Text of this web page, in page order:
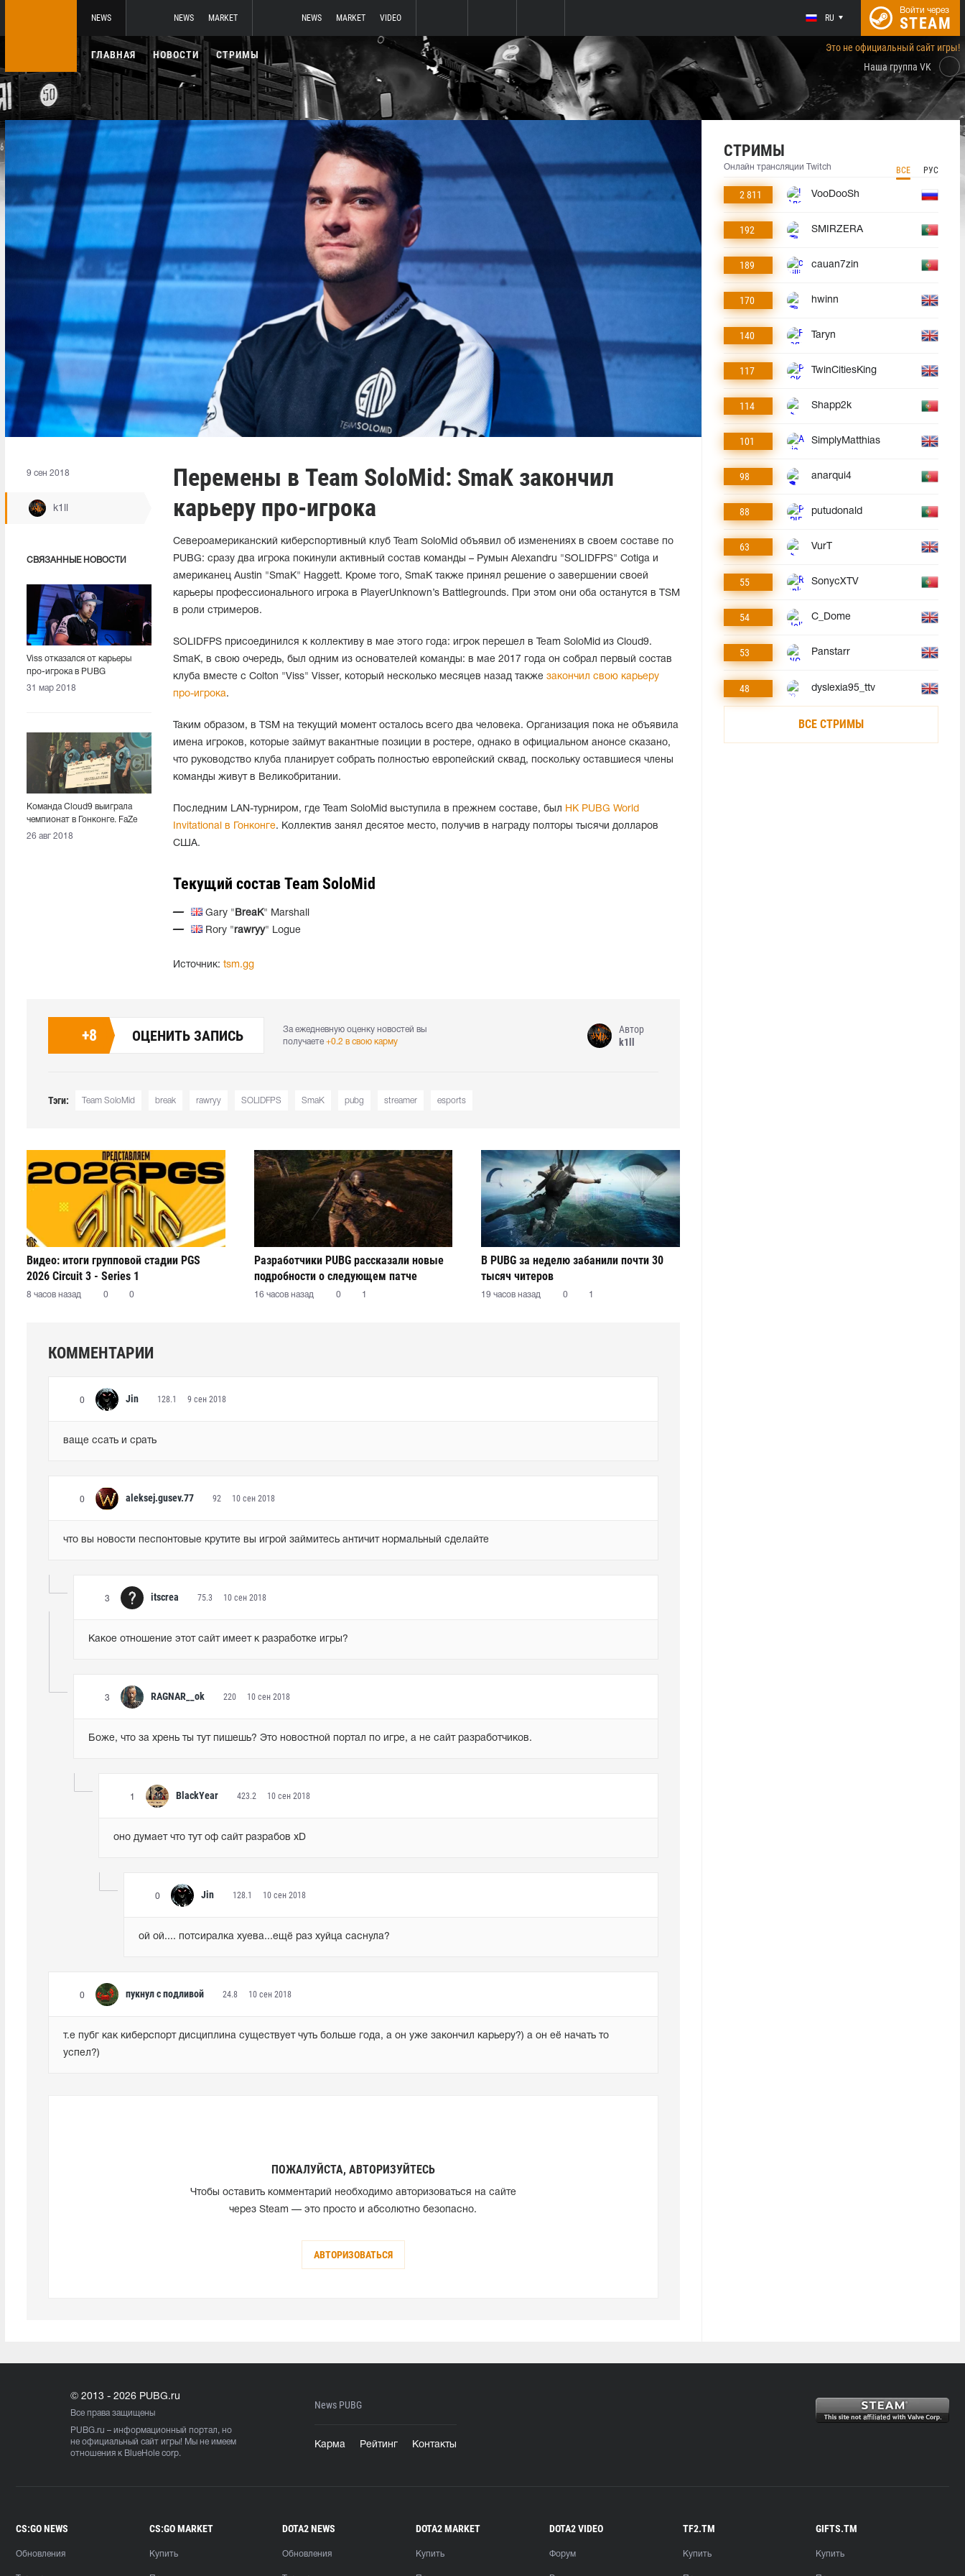
NEWS NEWS MARKET NEWS MARKET VIDEO RU
Войти через
STEAM
ГЛАВНАЯ НОВОСТИ СТРИМЫ
Это не официальный сайт игры!
Наша группа VK
9 сен 2018
k1ll
СВЯЗАННЫЕ НОВОСТИ
Viss отказался от карьеры
про-игрока в PUBG
31 мар 2018
Команда Cloud9 выиграла
чемпионат в Гонконге. FaZe
Clan на втором месте
26 авг 2018
Перемены в Team SoloMid: SmaK закончил
карьеру про-игрока
Североамериканский киберспортивный клуб Team SoloMid объявил об изменениях в своем составе по
PUBG: сразу два игрока покинули активный состав команды – Румын Alexandru "SOLIDFPS" Cotiga и
американец Austin "SmaK" Haggett. Кроме того, SmaK также принял решение о завершении своей
карьеры профессионального игрока в PlayerUnknown’s Battlegrounds. При этом они оба останутся в TSM
в роли стримеров.
SOLIDFPS присоединился к коллективу в мае этого года: игрок перешел в Team SoloMid из Cloud9.
SmaK, в свою очередь, был одним из основателей команды: в мае 2017 года он собрал первый состав
клуба вместе с Colton "Viss" Visser, который несколько месяцев назад также закончил свою карьеру
про-игрока.
Таким образом, в TSM на текущий момент осталось всего два человека. Организация пока не объявила
имена игроков, которые займут вакантные позиции в ростере, однако в официальном анонсе сказано,
что руководство клуба планирует собрать полностью европейский сквад, поскольку оставшиеся члены
команды живут в Великобритании.
Последним LAN-турниром, где Team SoloMid выступила в прежнем составе, был HK PUBG World
Invitational в Гонконге. Коллектив занял десятое место, получив в награду полторы тысячи долларов
США.
Текущий состав Team SoloMid
Gary " BreaK" Marshall
Rory "rawryy" Logue
Источник: tsm.gg
+8 ОЦЕНИТЬ ЗАПИСЬ
За ежедневную оценку новостей вы
получаете +0.2 в свою карму
Автор
k1ll
Тэги: Team SoloMid break rawryy SOLIDFPS SmaK pubg streamer esports
Видео: итоги групповой стадии PGS
2026 Circuit 3 - Series 1
8 часов назад 0 0
Разработчики PUBG рассказали новые
подробности о следующем патче
16 часов назад 0 1
В PUBG за неделю забанили почти 30
тысяч читеров
19 часов назад 0 1
КОММЕНТАРИИ
0 Jin 128.1 9 сен 2018
ваще ссать и срать
0 aleksej.gusev.77 92 10 сен 2018
что вы новости песпонтовые крутите вы игрой займитесь античит нормальный сделайте
3 itscrea 75.3 10 сен 2018
Какое отношение этот сайт имеет к разработке игры?
3 RAGNAR__ok 220 10 сен 2018
Боже, что за хрень ты тут пишешь? Это новостной портал по игре, а не сайт разработчиков.
1 BlackYear 423.2 10 сен 2018
оно думает что тут оф сайт разрабов xD
0 Jin 128.1 10 сен 2018
ой ой.... потсиралка хуева...ещё раз хуйца саснула?
0 пукнул с подливой 24.8 10 сен 2018
т.е пубг как киберспорт дисциплина существует чуть больше года, а он уже закончил карьеру?) а он её начать то
успел?)
ПОЖАЛУЙСТА, АВТОРИЗУЙТЕСЬ
Чтобы оставить комментарий необходимо авторизоваться на сайте
через Steam — это просто и абсолютно безопасно.
АВТОРИЗОВАТЬСЯ
СТРИМЫ
Онлайн трансляции Twitch ВСЕ РУС
2 811 VooDooSh
192 SMIRZERA
189 cauan7zin
170 hwinn
140 Taryn
117 TwinCitiesKing
114 Shapp2k
101 SimplyMatthias
98 anarqui4
88 putudonald
63 VurT
55 SonycXTV
54 C_Dome
53 Panstarr
48 dyslexia95_ttv
ВСЕ СТРИМЫ
© 2013 - 2026 PUBG.ru
Все права защищены
PUBG.ru – информационный портал, но
не официальный сайт игры! Мы не имеем
отношения к BlueHole corp.
News PUBG
Карма Рейтинг Контакты
CS:GO NEWS
Обновления
CS:GO MARKET
Купить
DOTA2 NEWS
Обновления
DOTA2 MARKET
Купить
DOTA2 VIDEO
Форум
TF2.TM
Купить
GIFTS.TM
Купить